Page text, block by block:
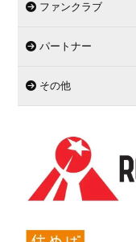
ファンクラブ
パートナー
その他